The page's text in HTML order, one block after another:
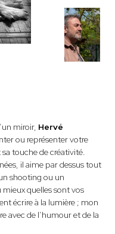
miroir, Hervé
ou représenter votre
touche de créativité.
il aime par dessus tout
shooting ou un
quelles sont vos
écrire à la lumière ; mon
avec de l’humour et de la